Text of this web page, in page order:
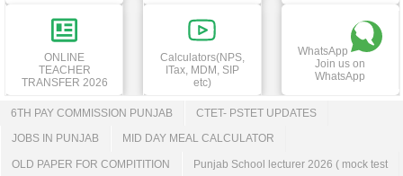
ONLINE
TEACHER
TRANSFER 2026
Calculators(NPS,
ITax, MDM, SIP
etc)
WhatsApp
Join us on
WhatsApp
6TH PAY COMMISSION PUNJAB CTET- PSTET UPDATES
JOBS IN PUNJAB MID DAY MEAL CALCULATOR
OLD PAPER FOR COMPITITION Punjab School lecturer 2026 ( mock test